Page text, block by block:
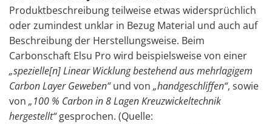
Produktbeschreibung teilweise etwas widersprüchlich
oder zumindest unklar in Bezug Material und auch auf
Beschreibung der Herstellungsweise. Beim
Carbonschaft Elsu Pro wird beispielsweise von einer
„spezielle[n] Linear Wicklung bestehend aus mehrlagigem
Carbon Layer Geweben“und von „handgeschliffen“, sowie
von „100 % Carbon in 8 Lagen Kreuzwickeltechnik
hergestellt“gesprochen. (Quelle: